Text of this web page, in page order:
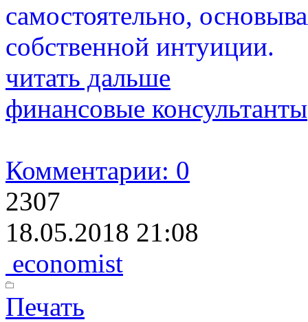
самостоятельно,
собственной интуиции.
читать дальше
финансовые консультанты
Комментарии: 0
2307
18.05.2018 21:08
economist
Печать